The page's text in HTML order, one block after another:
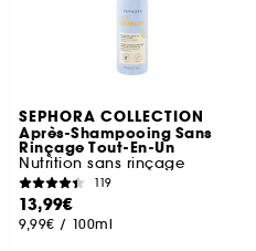
SEPHORA COLLECTION
Après-Shampooing Sans
Rinçage Tout-En-Un
Nutrition sans rinçage
119
13,99€
9,99€ / 100ml